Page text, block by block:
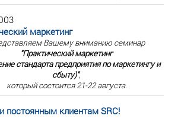
маркетинг
Вашему вниманию семинар
"Практический маркетинг
стандарта предприятия по маркетингу и
сбыту)",
который состоится 21-22 августа.
постоянным клиентам SRC!